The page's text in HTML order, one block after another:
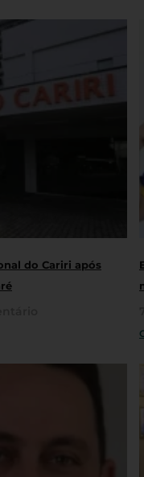
do Cariri após